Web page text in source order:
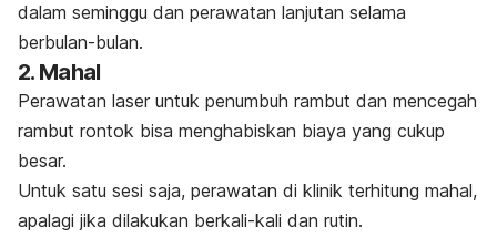
dalam seminggu dan perawatan lanjutan selama
berbulan-bulan.
2. Mahal
Perawatan laser untuk penumbuh rambut dan mencegah
rambut rontok bisa menghabiskan biaya yang cukup
besar.
Untuk satu sesi saja, perawatan di klinik terhitung mahal,
apalagi jika dilakukan berkali-kali dan rutin.